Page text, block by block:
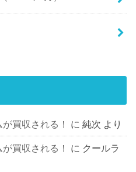
買収される！ に純次 より
買収される！ に クールラ